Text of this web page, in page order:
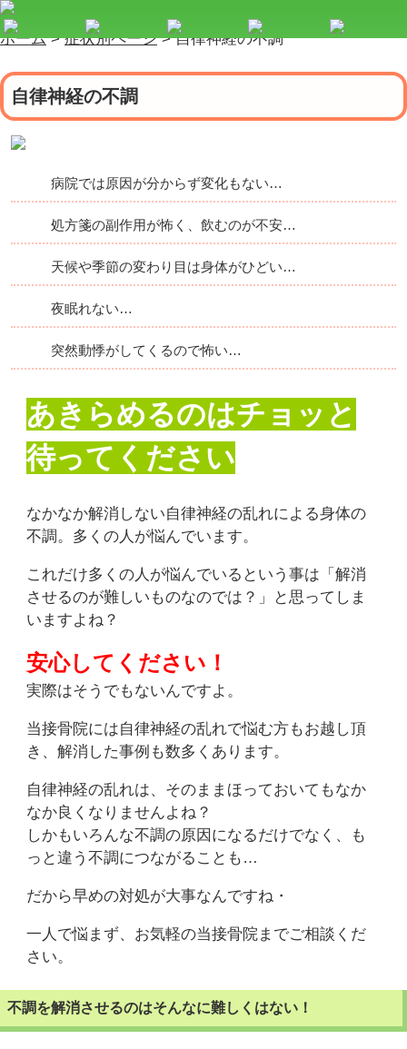
ホーム>症状別ページ>自律神経の不調
自律神経の不調
病院では原因が分からず変化もない…
処方箋の副作用が怖く、飲むのが不安…
天候や季節の変わり目は身体がひどい…
夜眠れない…
突然動悸がしてくるので怖い…
あきらめるのはチョッと
待ってください
なかなか解消しない自律神経の乱れによる身体の
不調。多くの人が悩んでいます。
これだけ多くの人が悩んでいるという事は「解消
させるのが難しいものなのでは？」と思ってしま
いますよね？
安心してください！
実際はそうでもないんですよ。
当接骨院には自律神経の乱れで悩む方もお越し頂
き、解消した事例も数多くあります。
自律神経の乱れは、そのままほっておいてもなか
なか良くなりませんよね？
しかもいろんな不調の原因になるだけでなく、も
っと違う不調につながることも…
だから早めの対処が大事なんですね・
一人で悩まず、お気軽の当接骨院までご相談くだ
さい。
不調を解消させるのはそんなに難しくはない！